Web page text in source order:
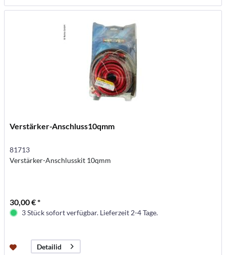
Verstärker-Anschluss10qmm
81713
Verstärker-Anschlusskit 10qmm
30,00 € *
3 Stück sofort verfügbar. Lieferzeit 2-4 Tage.
Detailid